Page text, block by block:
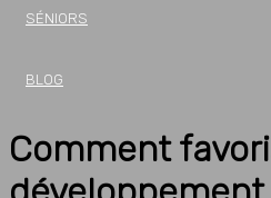
SÉNIORS
BLOG
Comment